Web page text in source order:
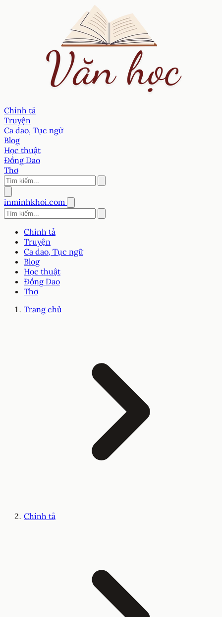
Chính tả
Truyện
Ca dao, Tục ngữ
Blog
Học thuật
Đồng Dao
Thơ
inminhkhoi.com
Chính tả
Truyện
Ca dao, Tục ngữ
Blog
Học thuật
Đồng Dao
Thơ
Trang chủ
Chính tả